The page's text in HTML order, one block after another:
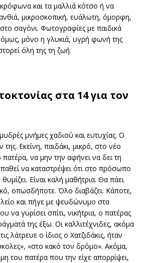
και τα μαλλιά κότσο ή να
μικροσκοπική, ευάλωτη, όμορφη,
σαγόνι. Φωτογραφίες με παιδικά
μόνο η γλυκιά, υγρή φωνή της
όλη της τη ζωή.
στα 14 για τον
μνήμες χαδιού και ευτυχίας. Ο
Εκείνη, παιδάκι, μικρό, στο νέο
πατέρα, να μην την αφήνει να δει τη
να καταστρέψει ότι στο πρόσωπο
Είναι καλή μαθήτρια. Θα πάει
οπωσδήποτε. Όλο διαβάζει. Κάποτε,
και πήγε με ψευδώνυμο στα
να γυρίσει σπίτι, νικήτρια, ο πατέρας
της έξω. Οι καλλιτέχνιδες, ακόμα
λάτρευε ο ίδιος ο Χατζιδάκις, ήταν
«στο κακό τον δρόμο». Ακόμα,
του πατέρα που την είχε απορρίψει,